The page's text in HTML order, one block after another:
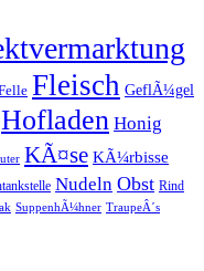
Fleisch GeflÃ¼gel
Hofladen Honig
KÃ¤se KÃ¼rbisse
Nudeln Obst Rind
SuppenhÃ¼hner TraupeÂ´s